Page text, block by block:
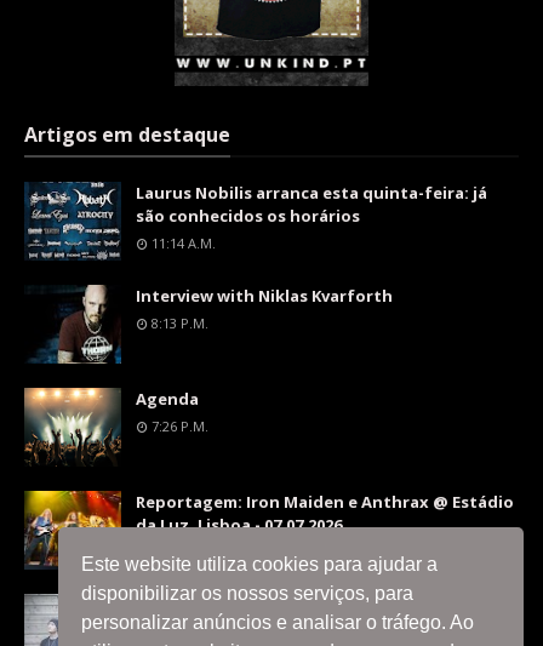
Este website utiliza cookies para ajudar a
disponibilizar os nossos serviços, para
personalizar anúncios e analisar o tráfego. Ao
Artigos em destaque
Laurus Nobilis arranca esta quinta-feira: já
são conhecidos os horários
11:14 A.m.
Interview with Niklas Kvarforth
8:13 P.m.
Agenda
7:26 P.m.
Reportagem: Iron Maiden e Anthrax @ Estádio
da Luz, Lisboa - 07.07.2026
9:36 P.m.
Interview with Silent Skies
8:06 P.m.